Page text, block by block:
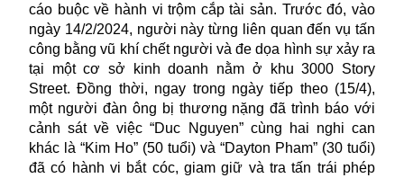
cáo buộc về hành vi trộm cắp tài sản. Trước đó, vào
ngày 14/2/2024, người này từng liên quan đến vụ tấn
công bằngvũ khíchết người và đe dọa hình sự xảy ra
tại một cơ sở kinh doanh nằm ở khu 3000 Story
Street. Đồng thời, ngay trong ngày tiếp theo (15/4),
một người đàn ông bị thương nặng đã trình báo với
cảnh sát về việc “Duc Nguyen” cùng hai nghi can
khác là “Kim Ho” (50 tuổi) và “Dayton Pham” (30 tuổi)
đã có hành vi bắt cóc, giam giữ và tra tấn trái phép